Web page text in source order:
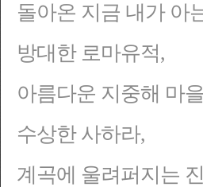
돌아온 지금 내가 아
방대한 로마유적,
아름다운 지중해 마
수상한 사하라,
계곡에 울려퍼지는